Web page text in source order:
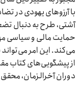
با آرزوهای یهودی در
آشتی، طرح به دنبال
حمایت مالی و سیاسی
می‌کند. این امر
از پیشگویی‌های کتاب
دوران آخرالزمان،